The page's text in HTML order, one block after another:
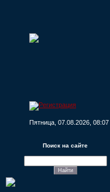
Пятница, 07.08.2026, 08:07
Поиск на сайте